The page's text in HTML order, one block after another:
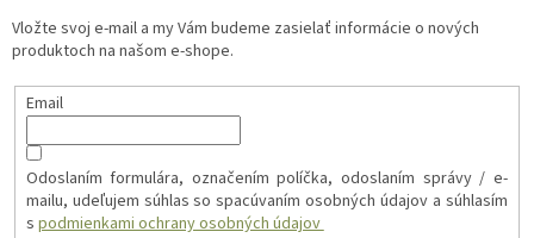
Vložte svoj e-mail a my Vám budeme zasielať informácie o nových
produktoch na našom e-shope.
Email
Odoslaním formulára, označením políčka, odoslaním správy / e-
mailu, udeľujem súhlas so spacúvaním osobných údajov a súhlasím
s podmienkami ochrany osobných údajov